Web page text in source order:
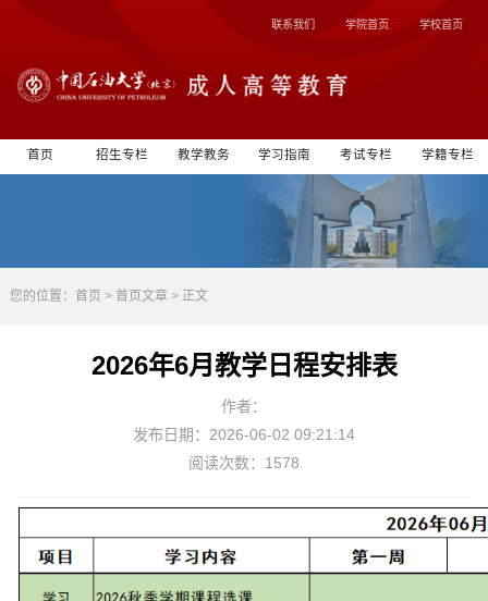
联系我们 学院首页 学校首页
首页 招生专栏 教学教务 学习指南 考试专栏 学籍专栏
您的位置： 首页 > 首页文章 > 正文
2026年6月教学日程安排表
作者：
发布日期：2026-06-02 09:21:14
阅读次数：1578